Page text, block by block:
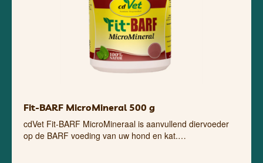
Fit-BARF MicroMineral 500 g
cdVet Fit-BARF MicroMineraal is aanvullend diervoeder
op de BARF voeding van uw hond en kat.…